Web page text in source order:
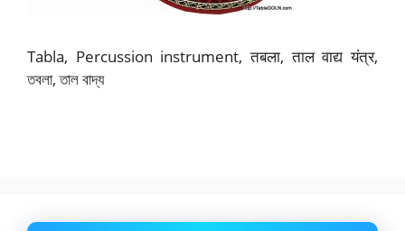
Tabla, Percussion instrument, तबला, ताल वाद्य यंत्र,
তবলা, তাল বাদ্য